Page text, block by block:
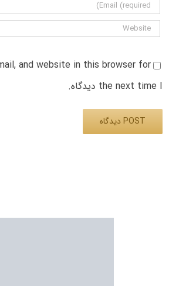
and website in this browser for
the next time I دیدگاه.